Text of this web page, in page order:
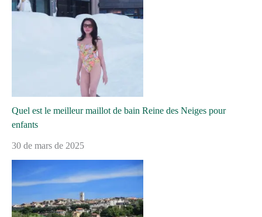
Quel est le meilleur maillot de bain Reine des Neiges pour
enfants
30 de mars de 2025